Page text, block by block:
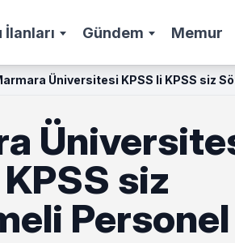
İlanları Gündem Memur
Üniversitesi KPSS li KPSS siz
siz